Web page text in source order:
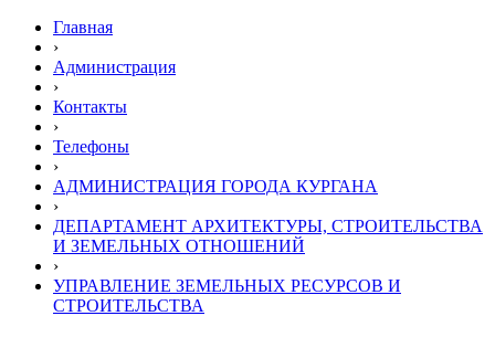
Главная
›
Администрация
›
Контакты
›
Телефоны
›
АДМИНИСТРАЦИЯ ГОРОДА КУРГАНА
›
ДЕПАРТАМЕНТ АРХИТЕКТУРЫ, СТРОИТЕЛЬСТВА
И ЗЕМЕЛЬНЫХ ОТНОШЕНИЙ
›
УПРАВЛЕНИЕ ЗЕМЕЛЬНЫХ РЕСУРСОВ И
СТРОИТЕЛЬСТВА